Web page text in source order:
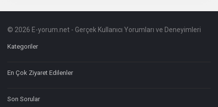
Footer
Hakkında
© 2026 E-yorum.net - Gerçek Kullanıcı Yorumları ve Deneyimleri
Kategoriler
En Çok Ziyaret Edilenler
Son Sorular